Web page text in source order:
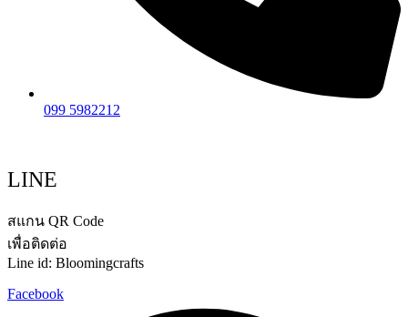
099 5982212
LINE
สแกน QR Code
เพื่อติดต่อ
Line id: Bloomingcrafts
Facebook